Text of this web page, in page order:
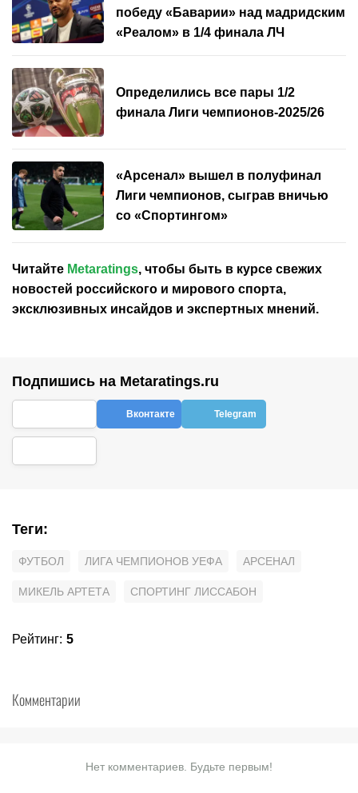
победу «Баварии» над мадридским
«Реалом» в 1/4 финала ЛЧ
Определились все пары 1/2
финала Лиги чемпионов-2025/26
«Арсенал» вышел в полуфинал
Лиги чемпионов, сыграв вничью
со «Спортингом»
Читайте Metaratings, чтобы быть в курсе свежих
новостей российского и мирового спорта,
эксклюзивных инсайдов и экспертных мнений.
Подпишись на Metaratings.ru
Вконтакте Telegram
Теги:
ФУТБОЛ ЛИГА ЧЕМПИОНОВ УЕФА АРСЕНАЛ
МИКЕЛЬ АРТЕТА СПОРТИНГ ЛИССАБОН
Рейтинг: 5
Комментарии
Нет комментариев. Будьте первым!